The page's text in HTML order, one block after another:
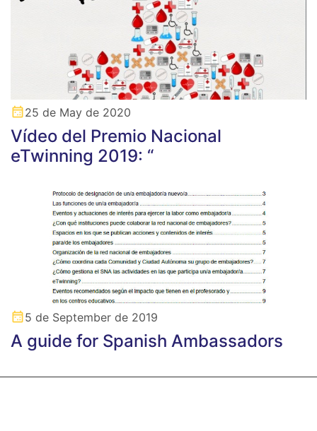
25 de May de 2020
Vídeo del Premio Nacional
eTwinning 2019: “
5 de September de 2019
A guide for Spanish Ambassadors